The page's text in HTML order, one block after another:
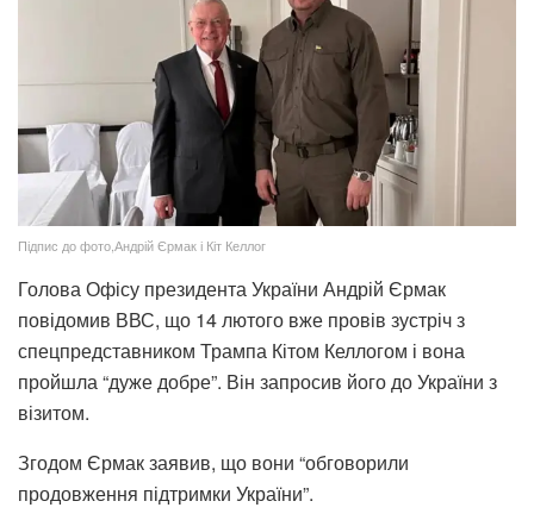
Підпис до фото,Андрій Єрмак і Кіт Келлог
Голова Офісу президента України Андрій Єрмак
повідомив ВВС, що 14 лютого вже провів зустріч з
спецпредставником Трампа Кітом Келлогом і вона
пройшла “дуже добре”. Він запросив його до України з
візитом.
Згодом Єрмак заявив, що вони “обговорили
продовження підтримки України”.